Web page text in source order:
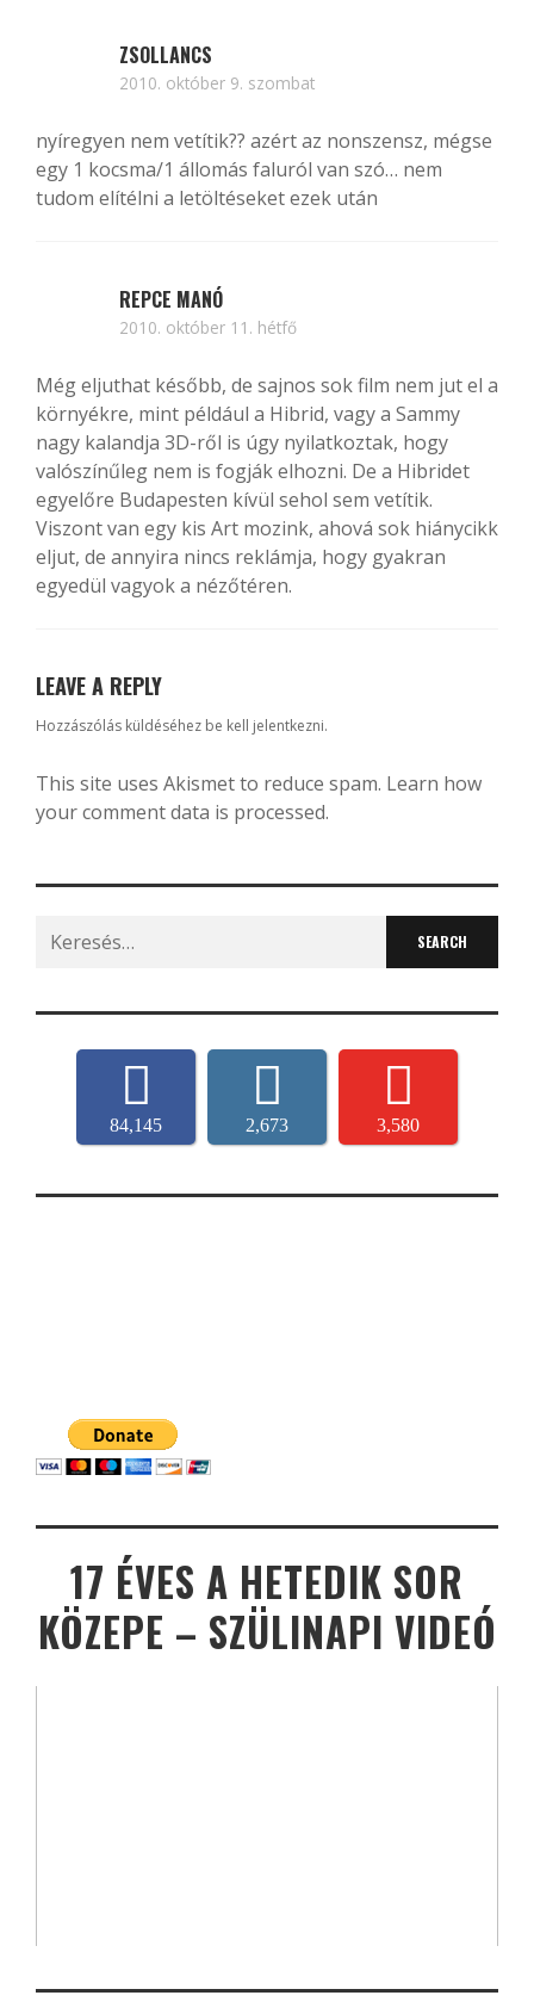
ZSOLLANCS
2010. október 9. szombat
nyíregyen nem vetítik?? azért az nonszensz, mégse
egy 1 kocsma/1 állomás faluról van szó… nem
tudom elítélni a letöltéseket ezek után
REPCE MANÓ
2010. október 11. hétfő
Még eljuthat később, de sajnos sok film nem jut el a
környékre, mint például a Hibrid, vagy a Sammy
nagy kalandja 3D-ről is úgy nyilatkoztak, hogy
valószínűleg nem is fogják elhozni. De a Hibridet
egyelőre Budapesten kívül sehol sem vetítik.
Viszont van egy kis Art mozink, ahová sok hiánycikk
eljut, de annyira nincs reklámja, hogy gyakran
egyedül vagyok a nézőtéren.
LEAVE A REPLY
Hozzászólás küldéséhez be kell jelentkezni.
This site uses Akismet to reduce spam. Learn how
your comment data is processed.
Search
for:
84,145 2,673 3,580
17 ÉVES A HETEDIK SOR
KÖZEPE – SZÜLINAPI VIDEÓ